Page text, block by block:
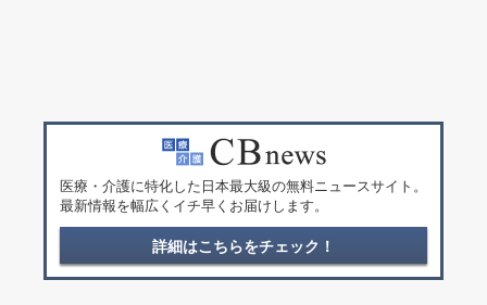
医療・介護に特化した日本最大級の無料ニュースサイト。
最新情報を幅広くイチ早くお届けします。
詳細はこちらをチェック！